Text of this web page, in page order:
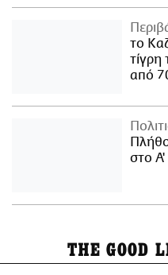
το
από
στο
THE GOOD